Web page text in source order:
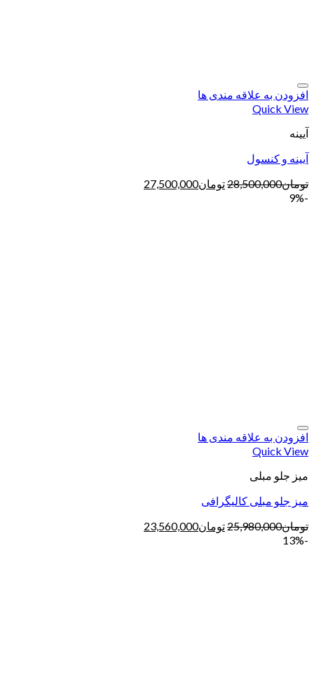
افزودن به علاقه مندی ها
Quick View
آیینه
آیینه و کنسول
تومان28,500,000تومان27,500,000
-9%
افزودن به علاقه مندی ها
Quick View
میز جلو مبلی
میز جلو مبلی کالیگرافی
تومان25,980,000تومان23,560,000
-13%